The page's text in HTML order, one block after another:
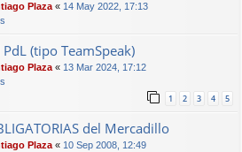
Plaza « 14 May 2022, 17:13
(tipo TeamSpeak)
Plaza « 13 Mar 2024, 17:12
1 2 3 4 5
del Mercadillo
Plaza « 10 Sep 2008, 12:49